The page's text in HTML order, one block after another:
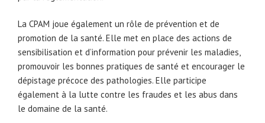
La CPAM joue également un rôle de prévention et de
promotion de la santé. Elle met en place des actions de
sensibilisation et d’information pour prévenir les maladies,
promouvoir les bonnes pratiques de santé et encourager le
dépistage précoce des pathologies. Elle participe
également à la lutte contre les fraudes et les abus dans
le domaine de la santé.